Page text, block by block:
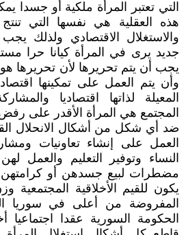
التي تعتبر المرأة ملكية أو جسدا
هذه العقلية هي نفسها التي تنتج
والاستغلال الاقتصادي ولذلك
جديد يرى في المرأة كيانا حرا
يجب أن يتم تحريرها لأن تحريرها
وأن يتم العمل على تمكينها
المعيلة لذاتها اقتصاديا
المجتمع هي المرأة الأقدر على
ضد أي شكل من أشكال الانحلال
العمل على إنشاء تعاونيات
النساء وتوفير التعليم والعمل
مضطرات لبيع جسدهن أو كرامتهن
يكون للقيم الأخلاقية المجتمعية
المفروضة من أعلى في سوريا
الحكومة السورية عقدا